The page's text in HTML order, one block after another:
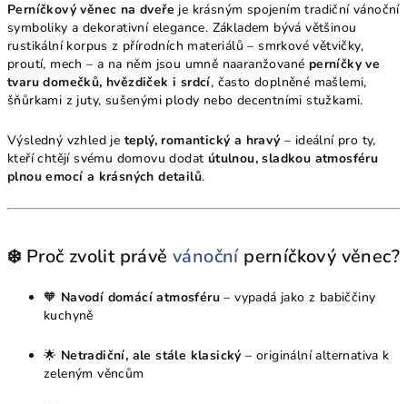
Perníčkový věnec na dveře je krásným spojením tradiční vánoční
symboliky a dekorativní elegance. Základem bývá většinou
rustikální korpus z přírodních materiálů – smrkové větvičky,
proutí, mech – a na něm jsou umně naaranžované perníčky ve
tvaru domečků, hvězdiček i srdcí, často doplněné mašlemi,
šňůrkami z juty, sušenými plody nebo decentními stužkami.
Výsledný vzhled je teplý, romantický a hravý – ideální pro ty,
kteří chtějí svému domovu dodat útulnou, sladkou atmosféru
plnou emocí a krásných detailů.
❄️ Proč zvolit právě vánočníperníčkový věnec?
🧡 Navodí domácí atmosféru – vypadá jako z babiččiny
kuchyně
🌟 Netradiční, ale stále klasický – originální alternativa k
zeleným věncům